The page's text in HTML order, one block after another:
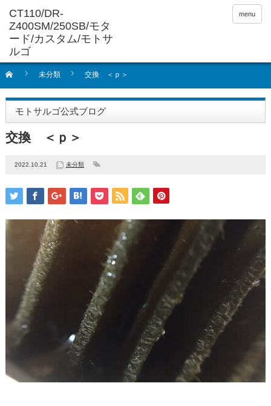
menu
未分類 交換 ＜ｐ＞
モトサルゴ公式ブログ
交換 ＜ｐ＞
2022.10.21 未分類